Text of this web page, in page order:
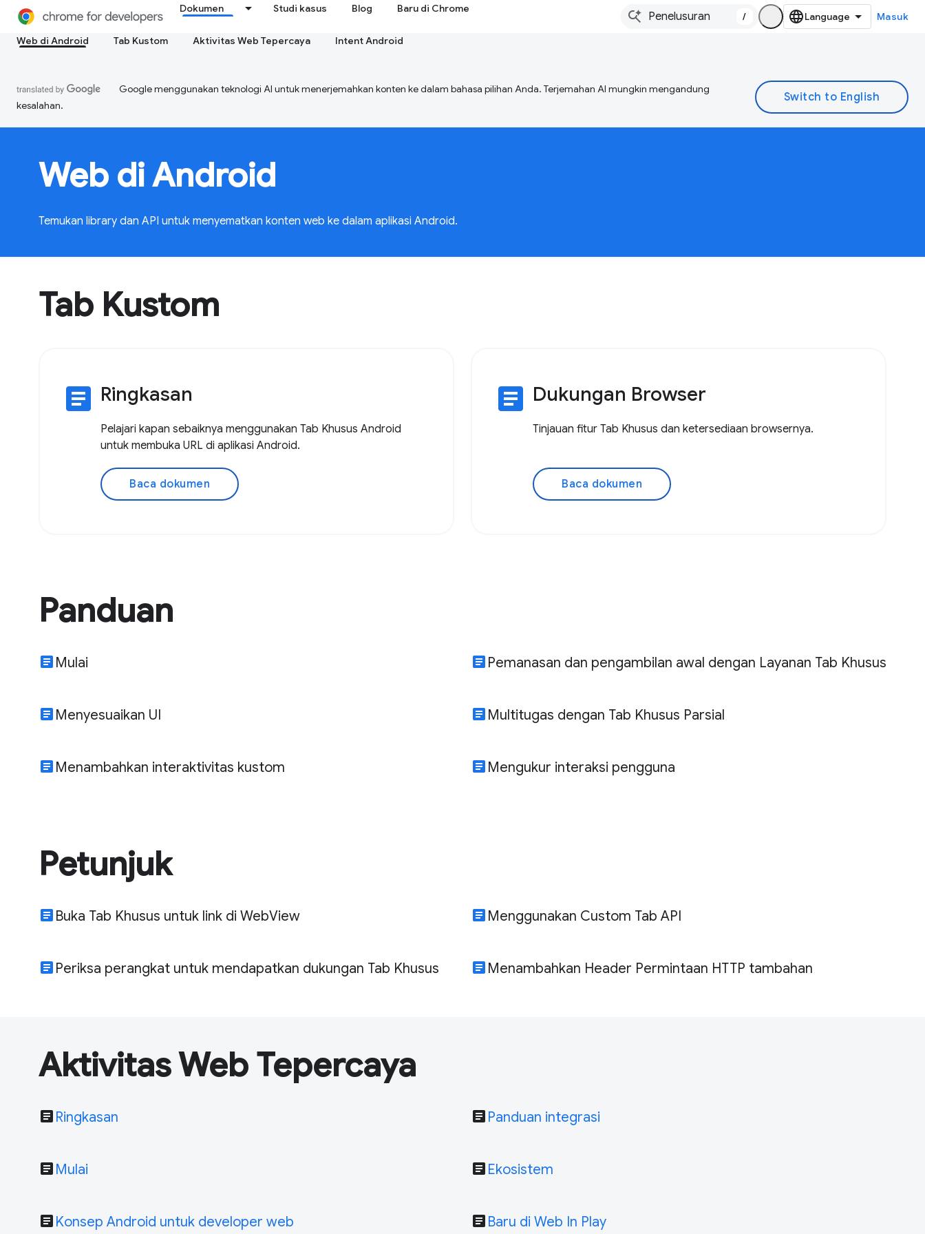
Dokumen Studi kasus Blog Baru di Chrome
/
Masuk
Web di Android
Tab Kustom Aktivitas Web Tepercaya Intent Android
Google menggunakan teknologi AI untuk menerjemahkan konten ke dalam bahasa pilihan Anda. Terjemahan AI mungkin mengandung
kesalahan.
Web di Android
Temukan library dan API untuk menyematkan konten web ke dalam aplikasi Android.
Tab Kustom
article Ringkasan
Pelajari kapan sebaiknya menggunakan Tab Khusus Android
untuk membuka URL di aplikasi Android.
Baca dokumen
article Dukungan Browser
Tinjauan fitur Tab Khusus dan ketersediaan browsernya.
Baca dokumen
Panduan
article Mulai
article Menyesuaikan UI
article Menambahkan interaktivitas kustom
article Pemanasan dan pengambilan awal dengan Layanan Tab Khusus
article Multitugas dengan Tab Khusus Parsial
article Mengukur interaksi pengguna
Petunjuk
article Buka Tab Khusus untuk link di WebView
article Periksa perangkat untuk mendapatkan dukungan Tab Khusus
article Menggunakan Custom Tab API
article Menambahkan Header Permintaan HTTP tambahan
Aktivitas Web Tepercaya
article Ringkasan
article Mulai
article Konsep Android untuk developer web
article Panduan integrasi
article Ekosistem
article Baru di Web In Play